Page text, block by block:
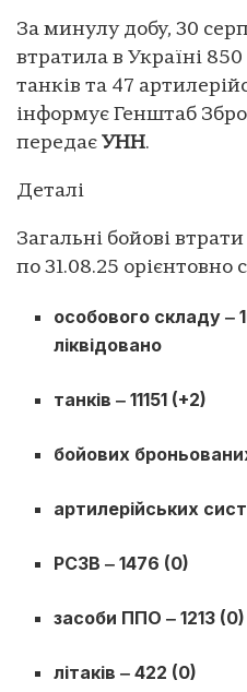
За минулу добу, 30
втратила в Україні 850
танків та 47
інформує Генштаб
передає УНН.
Деталі
Загальні бойові
по 31.08.25 орієнтовно
особового складу ‒
ліквідовано
танків ‒ 11151 (+2)
бойових
артилерійських
РСЗВ ‒ 1476 (0)
засоби ППО ‒ 1213 (0)
літаків ‒ 422 (0)